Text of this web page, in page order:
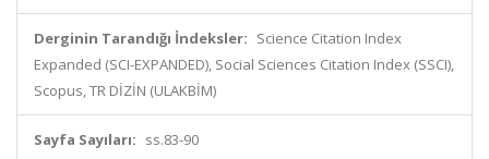
Derginin Tarandığı İndeksler: Science Citation Index
Expanded (SCI-EXPANDED), Social Sciences Citation Index (SSCI),
Scopus, TR DİZİN (ULAKBİM)
Sayfa Sayıları: ss.83-90